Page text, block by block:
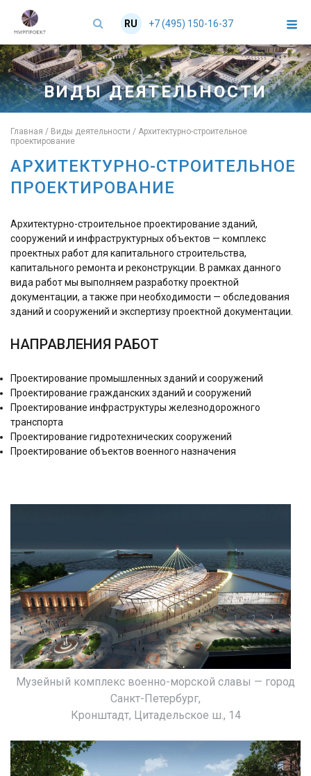
EN
RU +7 (495) 150-16-37
ВИДЫ ДЕЯТЕЛЬНОСТИ
Главная / Виды деятельности / Архитектурно-строительное
проектирование
АРХИТЕКТУРНО-СТРОИТЕЛЬНОЕ
ПРОЕКТИРОВАНИЕ
Архитектурно-строительное проектирование зданий,
сооружений и инфраструктурных объектов — комплекс
проектных работ для капитального строительства,
капитального ремонта и реконструкции. В рамках данного
вида работ мы выполняем разработку проектной
документации, а также при необходимости — обследования
зданий и сооружений и экспертизу проектной документации.
НАПРАВЛЕНИЯ РАБОТ
Проектирование промышленных зданий и сооружений
Проектирование гражданских зданий и сооружений
Проектирование инфраструктуры железнодорожного
транспорта
Проектирование гидротехнических сооружений
Проектирование объектов военного назначения
Музейный комплекс военно-морской славы — город
Санкт-Петербург,
Кронштадт, Цитадельское ш., 14